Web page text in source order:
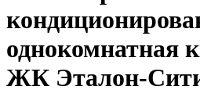
однокомнатная
ЖК Эталон-